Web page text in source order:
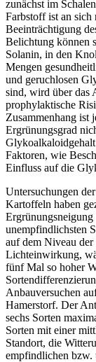
zunächst im
Farbstoff ist an sich
Beeinträchtigung
Belichtung können
Solanin, in den
Mengen
und geruchlosen
sind, wird über das
prophylaktische
Zusammenhang ist
Ergrünungsgrad
Glykoalkaloidgehalt
Faktoren, wie
Einfluss auf die
Untersuchungen
Kartoffeln haben
unempfindlichsten
auf dem Niveau
Lichteinwirkung,
fünf Mal so hoher
Anbauversuchen
Hamerstorf. Der
sechs Sorten
Sorten mit einer
Standort, die
empfindlichen bzw.